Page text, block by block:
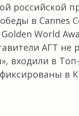
российской
в Cannes
World
АГТ
входили в
в